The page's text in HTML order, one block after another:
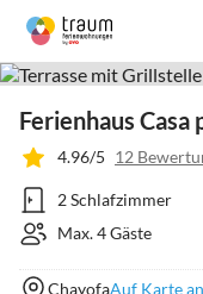
Ferienhaus Casa
4.96/5 12
2 Schlafzimmer
Max. 4 Gäste
ChayofaAuf Karte